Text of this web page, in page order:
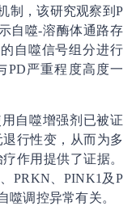
制，该研究观察到P
自噬-溶酶体通路存
自噬信号组分进行
PD严重程度高度一
自噬增强剂已被证
行性变，从而为多
作用提供了证据。
PRKN、PINK1及P
噬调控异常有关。